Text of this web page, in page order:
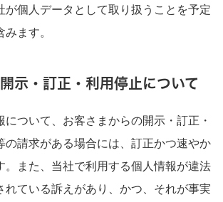
が個人データとして取り扱うことを予定
ます。
示・訂正・利用停止について
について、お客さまからの開示・訂正・
の請求がある場合には、訂正かつ速やか
。また、当社で利用する個人情報が違法
れている訴えがあり、かつ、それが事実